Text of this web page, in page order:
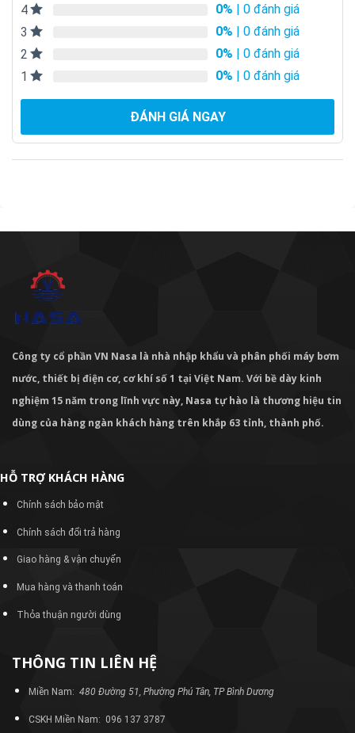
4
0% | 0 đánh giá
3
0% | 0 đánh giá
2
0% | 0 đánh giá
1
0% | 0 đánh giá
ĐÁNH GIÁ NGAY
Công ty cổ phần VN Nasa là nhà nhập khẩu và phân phối máy bơm
nước, thiết bị điện cơ, cơ khí số 1 tại Việt Nam. Với bề dày kinh
nghiệm 15 năm trong lĩnh vực này, Nasa tự hào là thương hiệu tin
dùng của hàng ngàn khách hàng trên khắp 63 tỉnh, thành phố.
HỖ TRỢ KHÁCH HÀNG
Chính sách bảo mật
Chính sách đổi trả hàng
Giao hàng & vận chuyển
Mua hàng và thanh toán
Thỏa thuận người dùng
THÔNG TIN LIÊN HỆ
Miền Nam: 480 Đường 51, Phường Phú Tân, TP Bình Dương
CSKH Miền Nam: 096 137 3787